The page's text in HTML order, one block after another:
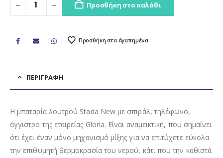
Προσθήκη στο καλάθι
Προσθήκη στα Αγαπημένα
ΠΕΡΙΓΡΑΦΉ
Η μπαταρία λουτρού Stada New με σπιράλ, τηλέφωνο,
άγγιστρο της εταιρείας Gloria. Είναι αναμεικτική, που σημαίνει
ότι έχει έναν μόνο μηχανισμό μίξης για να επιτύχετε εύκολα
την επιθυμητή θερμοκρασία του νερού, κάτι που την καθιστά